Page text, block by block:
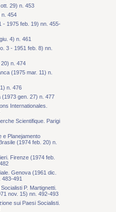
29) n. 453
n. 454
- 1975 feb. 19) nn. 455-
4) n. 461
3 - 1951 feb. 8) nn.
n. 474
(1975 mar. 11) n.
n. 476
gen. 27) n. 477
Internationales.
Scientifique. Parigi
e Planejamento
(1974 feb. 20) n.
Firenze (1974 feb.
Genova (1961 dic.
483-491
P. Martignetti.
nov. 15) nn. 492-493
sui Paesi Socialisti.